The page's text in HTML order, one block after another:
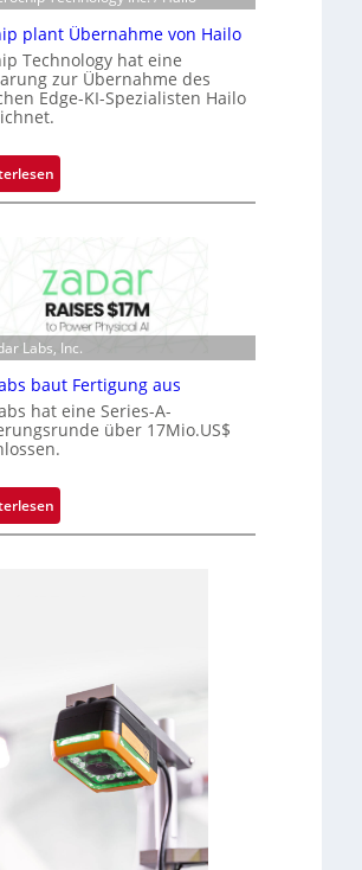
o
n
e
ü
b
r
n
t
D
a
r
k
V
i
s
i
n
plant Übernahme von Hailo
Technology hat eine
zur Übernahme des
Edge-KI-Spezialisten Hailo
M
r
o
c
h
p
p
l
n
t
m
e
v
Labs, Inc.
baut Fertigung aus
hat eine Series-A-
über 17Mio.US$
Z
s
b